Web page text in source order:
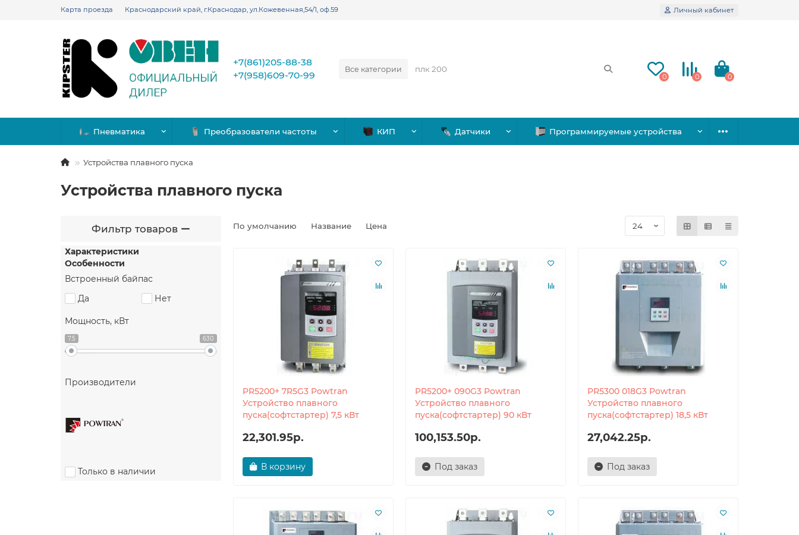
Карта проезда Краснодарский край, г.Краснодар, ул.Кожевенная,54/1, оф.59 Личный кабинет
Все категории
+7(861)205-88-38
+7(958)609-70-99
0 0 0
Пневматика Преобразователи частоты КИП Датчики Программируемые устройства
Устройства плавного пуска
Устройства плавного пуска
Фильтр товаров
Характеристики
Особенности
Встроенный байпас
Да
Нет
Мощность, кВт
7.5 630
Производители
Только в наличии
По умолчанию Название Цена
PR5200+ 7R5G3 Powtran
Устройство плавного
пуска(софтстартер) 7,5 кВт
22,301.95р.
В корзину
PR5200+ 090G3 Powtran
Устройство плавного
пуска(софтстартер) 90 кВт
100,153.50р.
Под заказ
PR5300 018G3 Powtran
Устройство плавного
пуска(софтстартер) 18,5 кВт
27,042.25р.
Под заказ